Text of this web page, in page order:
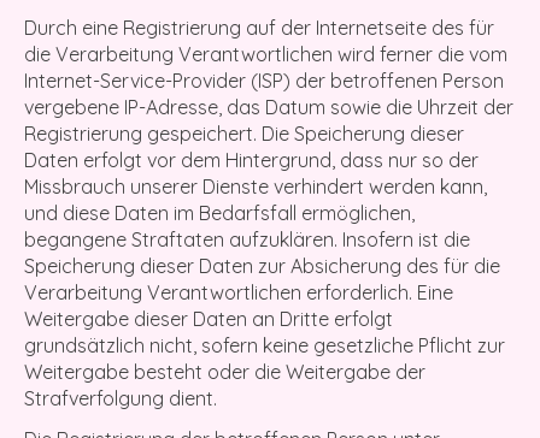
Durch eine Registrierung auf der Internetseite des für
die Verarbeitung Verantwortlichen wird ferner die vom
Internet-Service-Provider (ISP) der betroffenen Person
vergebene IP-Adresse, das Datum sowie die Uhrzeit der
Registrierung gespeichert. Die Speicherung dieser
Daten erfolgt vor dem Hintergrund, dass nur so der
Missbrauch unserer Dienste verhindert werden kann,
und diese Daten im Bedarfsfall ermöglichen,
begangene Straftaten aufzuklären. Insofern ist die
Speicherung dieser Daten zur Absicherung des für die
Verarbeitung Verantwortlichen erforderlich. Eine
Weitergabe dieser Daten an Dritte erfolgt
grundsätzlich nicht, sofern keine gesetzliche Pflicht zur
Weitergabe besteht oder die Weitergabe der
Strafverfolgung dient.